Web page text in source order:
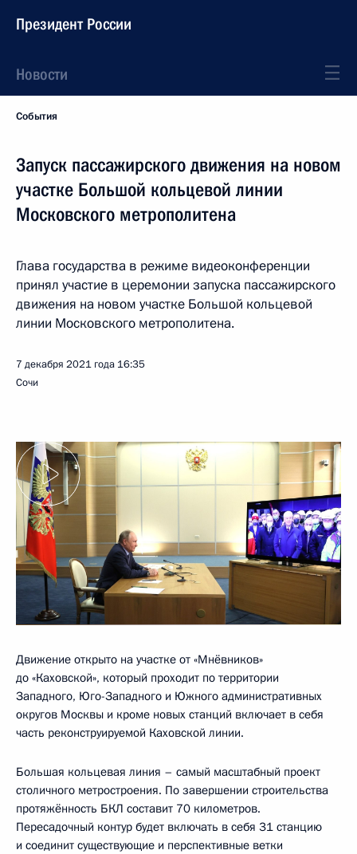
Президент России
Новости
События
Запуск пассажирского движения на новом
участке Большой кольцевой линии
Московского метрополитена
Глава государства в режиме видеоконференции
принял участие в церемонии запуска пассажирского
движения на новом участке Большой кольцевой
линии Московского метрополитена.
7 декабря 2021 года 16:35
Сочи
Движение открыто на участке от «Мнёвников»
до «Каховской», который проходит по территории
Западного, Юго-Западного и Южного административных
округов Москвы и кроме новых станций включает в себя
часть реконструируемой Каховской линии.
Большая кольцевая линия – самый масштабный проект
столичного метростроения. По завершении строительства
протяжённость БКЛ составит 70 километров.
Пересадочный контур будет включать в себя 31 станцию
и соединит существующие и перспективные ветки